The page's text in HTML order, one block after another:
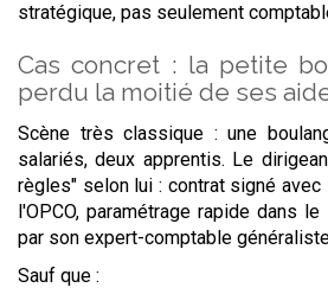
stratégique, pas seulement
Cas concret : la petite
perdu la moitié de ses
Scène très classique : une
salariés, deux apprentis. Le
règles" selon lui : contrat signé avec
l'OPCO, paramétrage rapide dans
par son expert-comptable
Sauf que :